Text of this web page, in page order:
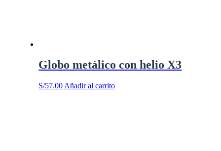
Globo metálico con helio X3
S/57.00 Añadir al carrito